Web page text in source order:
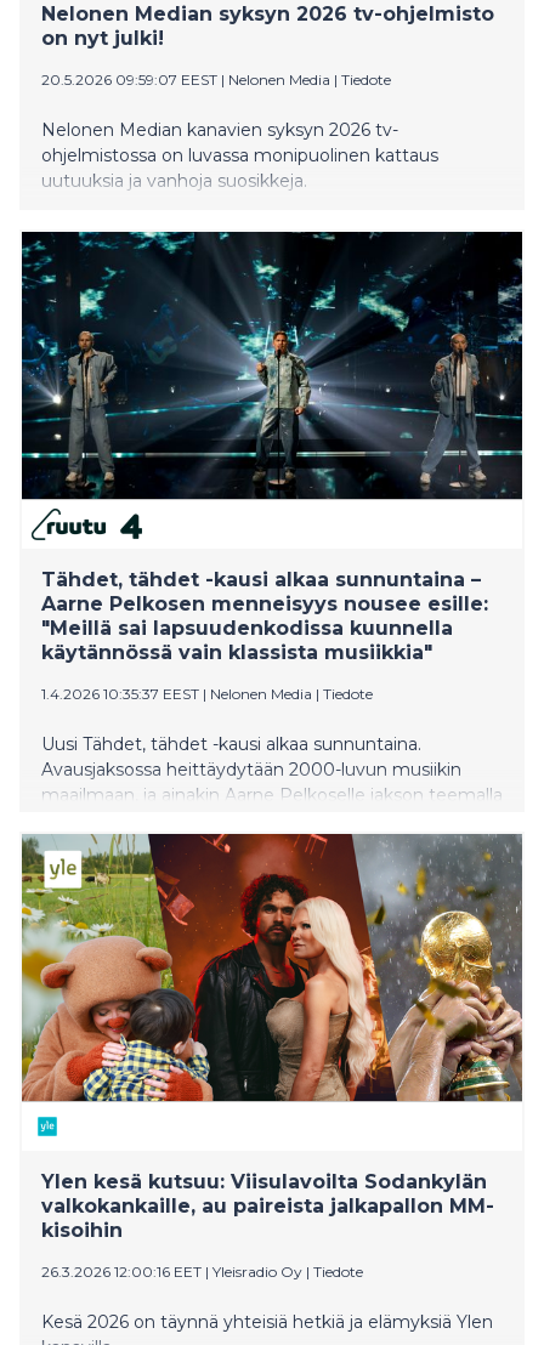
Nelonen Median syksyn 2026 tv-ohjelmisto
on nyt julki!
20.5.2026 09:59:07 EEST | Nelonen Media | Tiedote
Nelonen Median kanavien syksyn 2026 tv-
ohjelmistossa on luvassa monipuolinen kattaus
uutuuksia ja vanhoja suosikkeja.
Tähdet, tähdet -kausi alkaa sunnuntaina –
Aarne Pelkosen menneisyys nousee esille:
"Meillä sai lapsuudenkodissa kuunnella
käytännössä vain klassista musiikkia"
1.4.2026 10:35:37 EEST | Nelonen Media | Tiedote
Uusi Tähdet, tähdet -kausi alkaa sunnuntaina.
Avausjaksossa heittäydytään 2000-luvun musiikin
maailmaan, ja ainakin Aarne Pelkoselle jakson teemalla
Ylen kesä kutsuu: Viisulavoilta Sodankylän
valkokankaille, au paireista jalkapallon MM-
kisoihin
26.3.2026 12:00:16 EET | Yleisradio Oy | Tiedote
Kesä 2026 on täynnä yhteisiä hetkiä ja elämyksiä Ylen